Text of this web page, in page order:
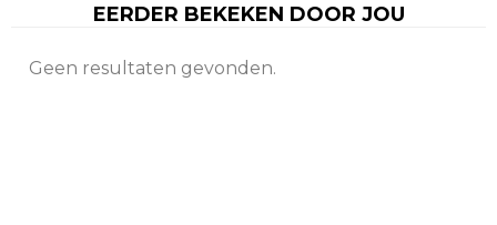
EERDER BEKEKEN DOOR JOU
Geen resultaten gevonden.